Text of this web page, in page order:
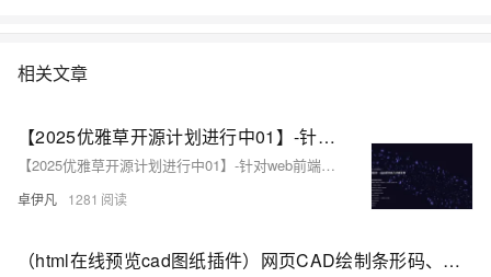
相关文章
【2025优雅草开源计划进行中01】-针对web前端开发初学者使用-优雅草科技官网-纯静态页面html+css+JavaScript可直接下载使用-开源-首页为优雅草吴银满工程师原创-优雅草卓伊凡发布
【2025优雅草开源计划进行中01】-针对web前端开发初学者使用-优雅草科技官网-纯静态页面html+css+JavaScript可直接下载使用-开源-首页为优雅草吴银满工程师原创-优雅草卓伊凡发布
卓伊凡 1281
（html在线预览cad图纸插件）网页CAD绘制条形码、二维码的教程